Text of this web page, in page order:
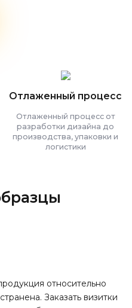
Отлаженный процесс
Отлаженный процесс от
разработки дизайна до
производства, упаковки и
логистики
относительно
Заказать визитки